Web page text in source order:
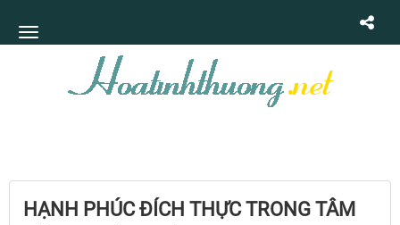
HẠNH PHÚC ĐÍCH THỰC TRONG TÂM